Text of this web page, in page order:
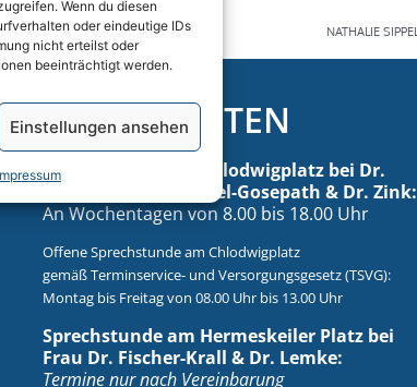
Wenn du diesen
oder eindeutige IDs
nicht erteilst oder
beeinträchtigt werden.
Einstellungen ansehen
NATHALIE SIPPEL
SPRECHZEITEN
Sprechstunde am Chlodwigplatz bei Dr.
Betten, Prof. Dr. Eysel-Gosepath & Dr. Zink:
An Wochentagen von 8.00 bis 18.00 Uhr
Offene Sprechstunde am Chlodwigplatz
gemäß Terminservice- und Versorgungsgesetz (TSVG):
Montag bis Freitag von 08.00 Uhr bis 13.00 Uhr
Sprechstunde am Hermeskeiler Platz bei
Frau Dr. Fischer-Krall & Dr. Lemke:
Termine nur nach Vereinbarung